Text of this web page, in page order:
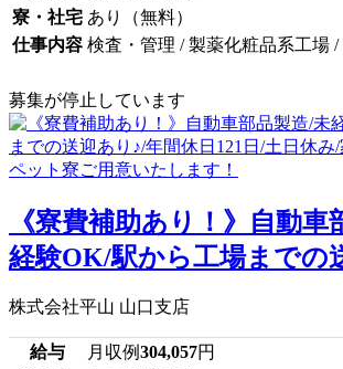
寮・社宅 あり（無料）
仕事内容 検査・管理 / 製薬化粧品系工場 /
募集が停止しています
《寮費補助あり！》自動車
経験OK/駅から工場までの
株式会社平山 山口支店
給与 月収例304,057円